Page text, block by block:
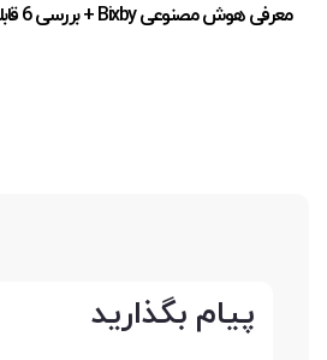
معرفی هوش مصنوعی Bixby + بررسی 6 قابلیت آن
پیام بگذارید